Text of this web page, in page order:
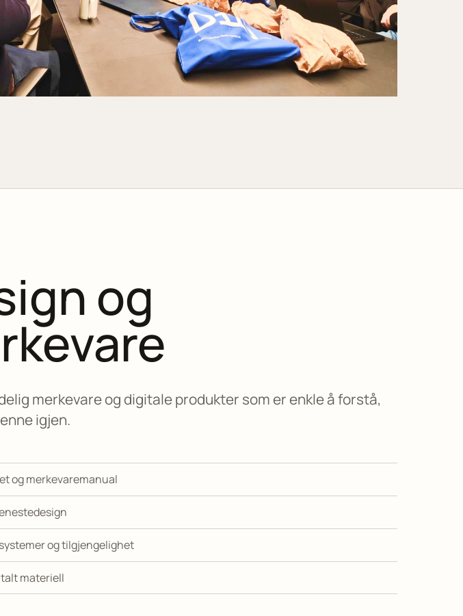
og
merkevare og digitale produkter som er enkle å forstå,
igjen.
og merkevaremanual
og tilgjengelighet
materiell